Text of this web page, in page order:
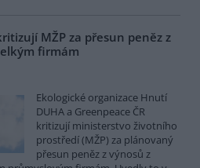
MŽP za přesun peněz z
firmám
Ekologické organizace Hnutí
DUHA a Greenpeace ČR
kritizují ministerstvo životního
prostředí (MŽP) za plánovaný
přesun peněz z výnosů z